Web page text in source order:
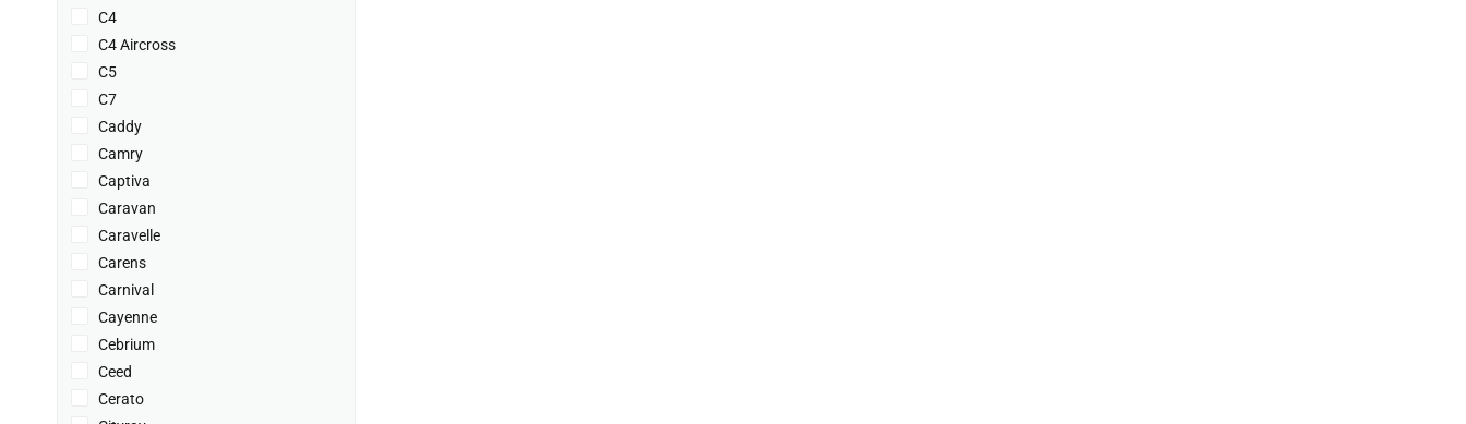
C4
C4 Aircross
C5
C7
Caddy
Camry
Captiva
Caravan
Caravelle
Carens
Carnival
Cayenne
Cebrium
Ceed
Cerato